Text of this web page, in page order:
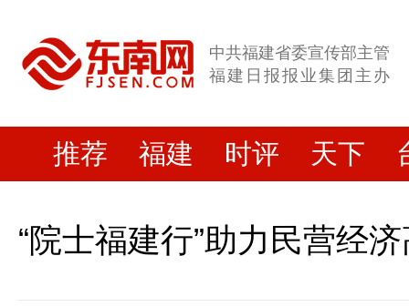
中共福建省委宣传部主管
福建日报报业集团主办
推荐 福建 时评 天下
“院士福建行”助力民营经